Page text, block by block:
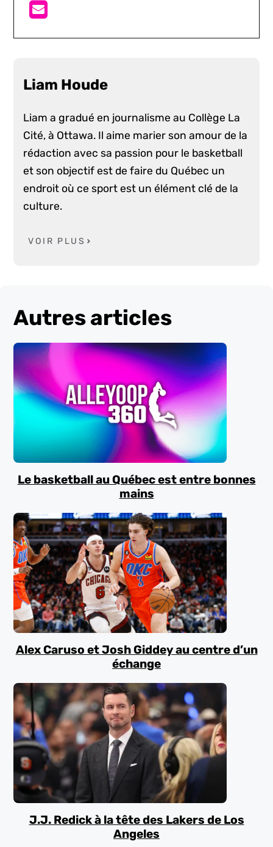
Liam Houde
Liam a gradué en journalisme au Collège La
Cité, à Ottawa. Il aime marier son amour de la
rédaction avec sa passion pour le basketball
et son objectif est de faire du Québec un
endroit où ce sport est un élément clé de la
culture.
VOIR PLUS
Autres articles
Le basketball au Québec est entre bonnes
mains
Alex Caruso et Josh Giddey au centre d’un
échange
J.J. Redick à la tête des Lakers de Los
Angeles